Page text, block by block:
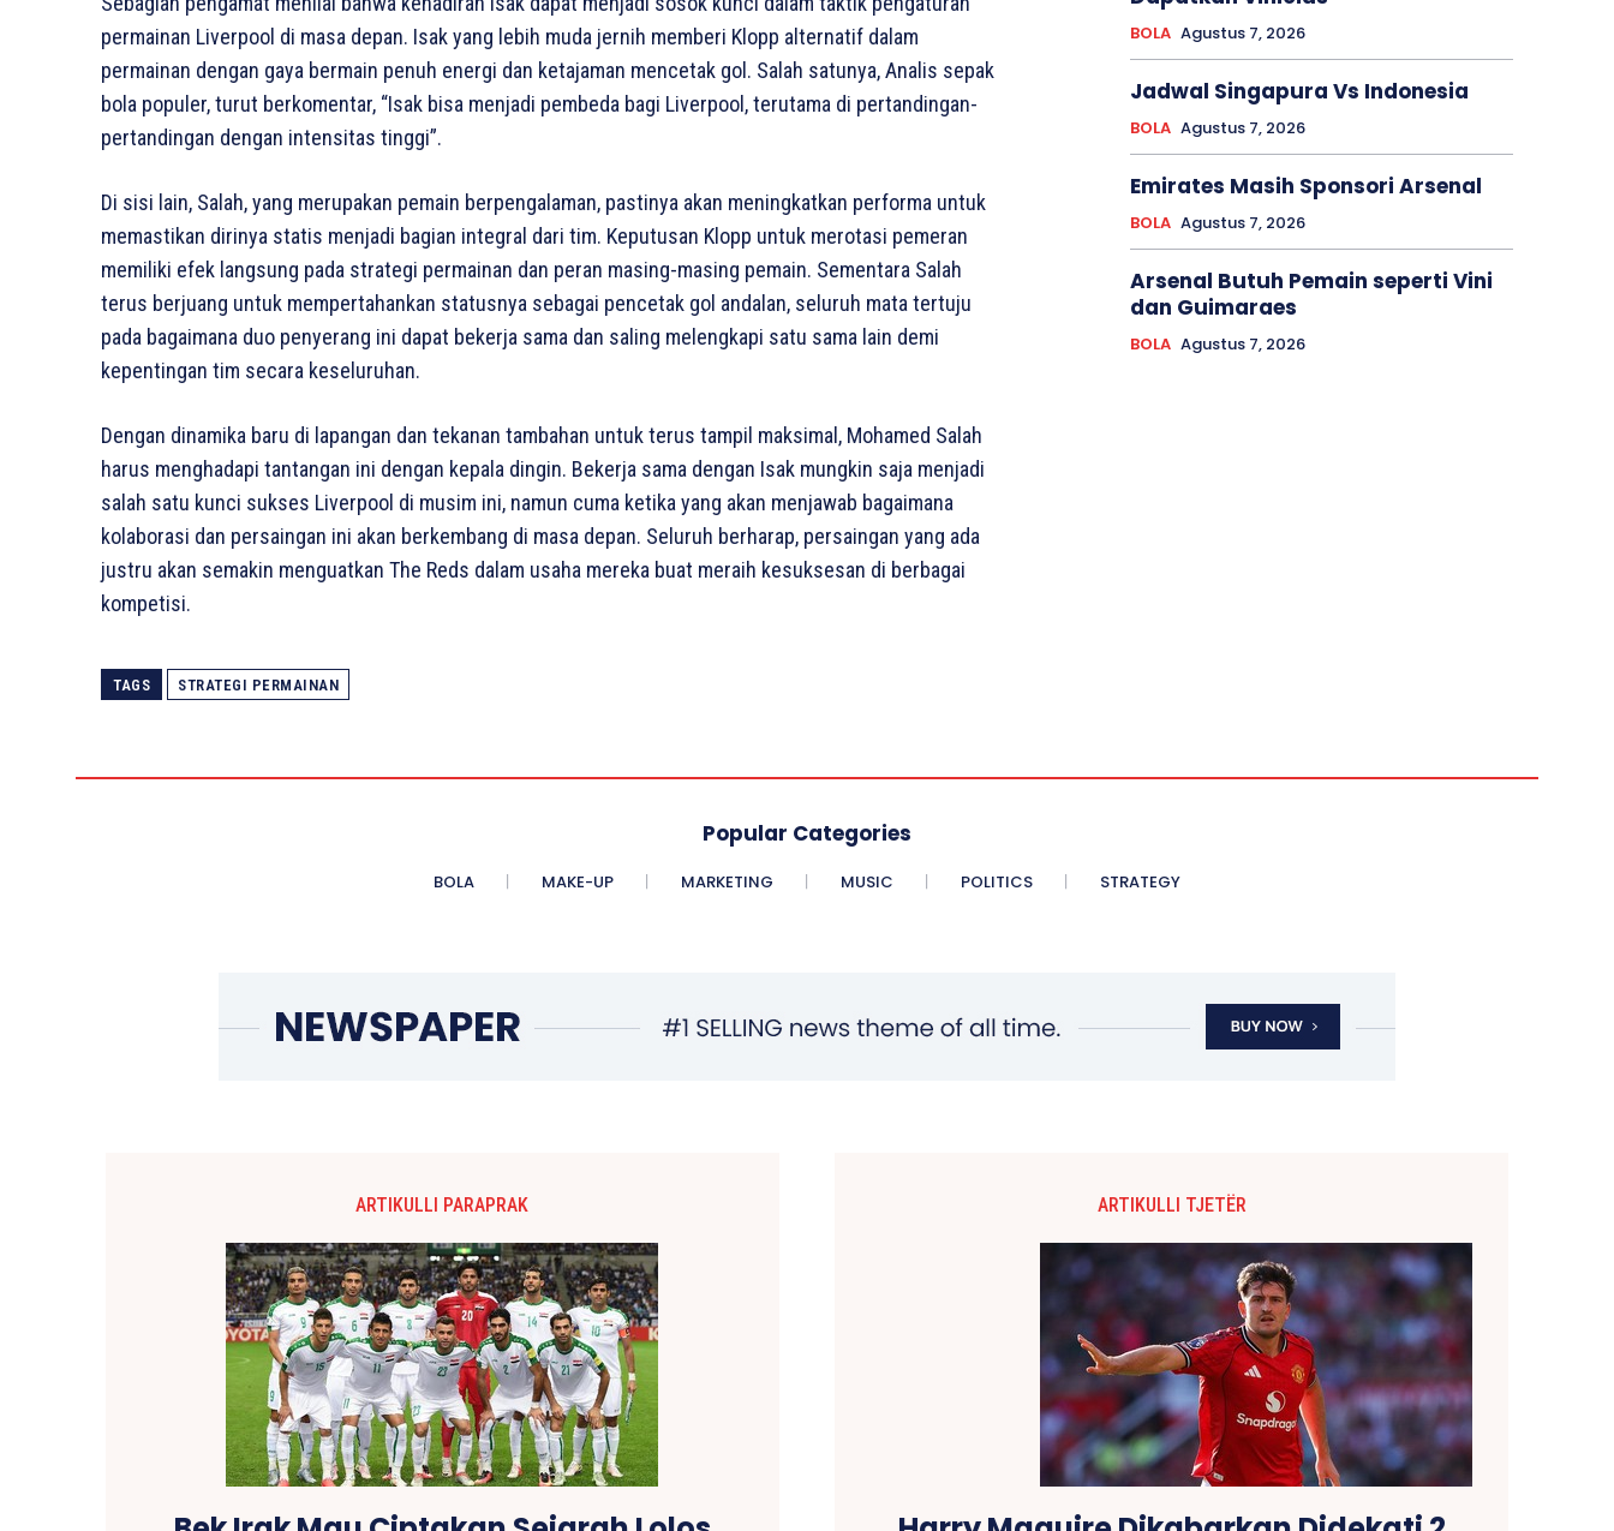
permainan Liverpool di masa depan. Isak yang lebih muda jernih memberi Klopp alternatif dalam
permainan dengan gaya bermain penuh energi dan ketajaman mencetak gol. Salah satunya, Analis sepak
bola populer, turut berkomentar, “Isak bisa menjadi pembeda bagi Liverpool, terutama di pertandingan-
pertandingan dengan intensitas tinggi”.
Di sisi lain, Salah, yang merupakan pemain berpengalaman, pastinya akan meningkatkan performa untuk
memastikan dirinya statis menjadi bagian integral dari tim. Keputusan Klopp untuk merotasi pemeran
memiliki efek langsung pada strategi permainan dan peran masing-masing pemain. Sementara Salah
terus berjuang untuk mempertahankan statusnya sebagai pencetak gol andalan, seluruh mata tertuju
pada bagaimana duo penyerang ini dapat bekerja sama dan saling melengkapi satu sama lain demi
kepentingan tim secara keseluruhan.
Dengan dinamika baru di lapangan dan tekanan tambahan untuk terus tampil maksimal, Mohamed Salah
harus menghadapi tantangan ini dengan kepala dingin. Bekerja sama dengan Isak mungkin saja menjadi
salah satu kunci sukses Liverpool di musim ini, namun cuma ketika yang akan menjawab bagaimana
kolaborasi dan persaingan ini akan berkembang di masa depan. Seluruh berharap, persaingan yang ada
justru akan semakin menguatkan The Reds dalam usaha mereka buat meraih kesuksesan di berbagai
kompetisi.
TAGS STRATEGI PERMAINAN
BOLA Agustus 7, 2026
Jadwal Singapura Vs Indonesia
BOLA Agustus 7, 2026
Emirates Masih Sponsori Arsenal
BOLA Agustus 7, 2026
Arsenal Butuh Pemain seperti Vini
dan Guimaraes
BOLA Agustus 7, 2026
Popular Categories
BOLA MAKE-UP MARKETING MUSIC POLITICS STRATEGY
ARTIKULLI PARAPRAK ARTIKULLI TJETËR